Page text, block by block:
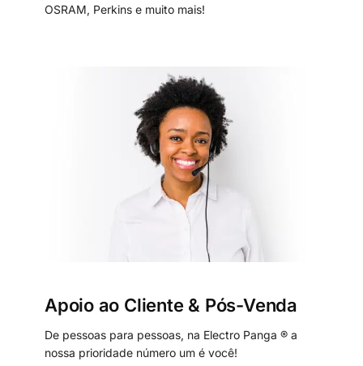
OSRAM, Perkins e muito mais!
Apoio ao Cliente & Pós-Venda
De pessoas para pessoas, na Electro Panga ® a
nossa prioridade número um é você!